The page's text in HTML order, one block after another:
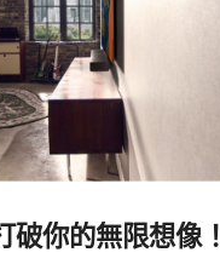
破你的無限想像！